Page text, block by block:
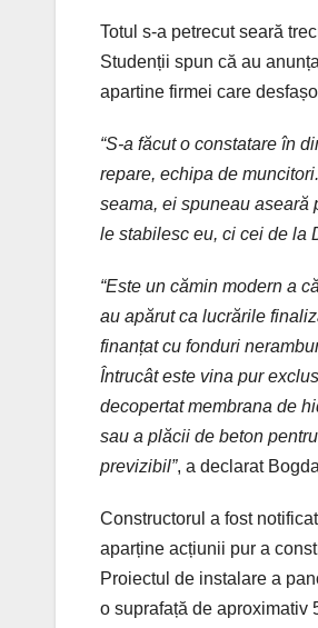
Totul s-a petrecutseară
Studenții spun că au
apartine firmei care
“S-a făcut o constatare în
repare, echipa de
seama, ei spuneau
le stabilesc eu, ci cei de la
“Este un cămin modern a
au apărut ca lucrările
finanțat cu fonduri
Întrucât este vina pur
decopertat membrana de
sau a plăcii de beton
previzibil”, a declarat
Constructorul a fost
aparține acțiunii pur a
Proiectul de instalare a
o suprafață de aproximativ